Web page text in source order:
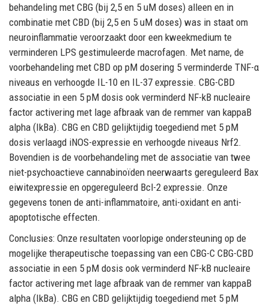
behandeling met CBG (bij 2,5 en 5 uM doses) alleen en in
combinatie met CBD (bij 2,5 en 5 uM doses) was in staat om
neuroinflammatie veroorzaakt door een kweekmedium te
verminderen LPS gestimuleerde macrofagen. Met name, de
voorbehandeling met CBD op pM dosering 5 verminderde TNF-α
niveaus en verhoogde IL-10 en IL-37 expressie. CBG-CBD
associatie in een 5 pM dosis ook verminderd NF-kB nucleaire
factor activering met lage afbraak van de remmer van kappaB
alpha (IkBa). CBG en CBD gelijktijdig toegediend met 5 pM
dosis verlaagd iNOS-expressie en verhoogde niveaus Nrf2.
Bovendien is de voorbehandeling met de associatie van twee
niet-psychoactieve cannabinoïden neerwaarts gereguleerd Bax
eiwitexpressie en opgereguleerd Bcl-2 expressie. Onze
gegevens tonen de anti-inflammatoire, anti-oxidant en anti-
apoptotische effecten.
Conclusies: Onze resultaten voorlopige ondersteuning op de
mogelijke therapeutische toepassing van een CBG-C CBG-CBD
associatie in een 5 pM dosis ook verminderd NF-kB nucleaire
factor activering met lage afbraak van de remmer van kappaB
alpha (IkBa). CBG en CBD gelijktijdig toegediend met 5 pM